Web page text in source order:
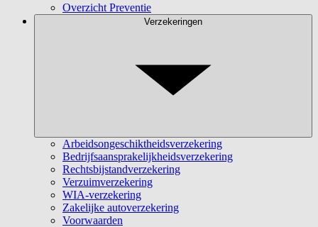
Overzicht Preventie
Verzekeringen
Arbeidsongeschiktheidsverzekering
Bedrijfsaansprakelijkheidsverzekering
Rechtsbijstandverzekering
Verzuimverzekering
WIA-verzekering
Zakelijke autoverzekering
Voorwaarden